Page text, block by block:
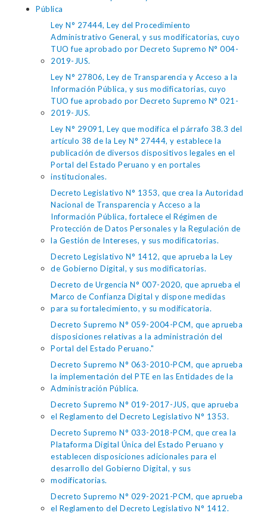
Pública
Ley N° 27444, Ley del Procedimiento
Administrativo General, y sus modificatorias, cuyo
TUO fue aprobado por Decreto Supremo N° 004-
2019-JUS.
Ley N° 27806, Ley de Transparencia y Acceso a la
Información Pública, y sus modificatorias, cuyo
TUO fue aprobado por Decreto Supremo N° 021-
2019-JUS.
Ley N° 29091, Ley que modifica el párrafo 38.3 del
artículo 38 de la Ley N° 27444, y establece la
publicación de diversos dispositivos legales en el
Portal del Estado Peruano y en portales
institucionales.
Decreto Legislativo N° 1353, que crea la Autoridad
Nacional de Transparencia y Acceso a la
Información Pública, fortalece el Régimen de
Protección de Datos Personales y la Regulación de
la Gestión de Intereses, y sus modificatorias.
Decreto Legislativo N° 1412, que aprueba la Ley
de Gobierno Digital, y sus modificatorias.
Decreto de Urgencia N° 007-2020, que aprueba el
Marco de Confianza Digital y dispone medidas
para su fortalecimiento, y su modificatoria.
Decreto Supremo N° 059-2004-PCM, que aprueba
disposiciones relativas a la administración del
Portal del Estado Peruano."
Decreto Supremo N° 063-2010-PCM, que aprueba
la implementación del PTE en las Entidades de la
Administración Pública.
Decreto Supremo N° 019-2017-JUS, que aprueba
el Reglamento del Decreto Legislativo N° 1353.
Decreto Supremo N° 033-2018-PCM, que crea la
Plataforma Digital Única del Estado Peruano y
establecen disposiciones adicionales para el
desarrollo del Gobierno Digital, y sus
modificatorias.
Decreto Supremo N° 029-2021-PCM, que aprueba
el Reglamento del Decreto Legislativo N° 1412.